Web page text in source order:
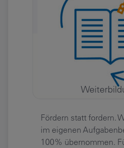
Fördern statt fordern.
im eigenen
100% übernommen.